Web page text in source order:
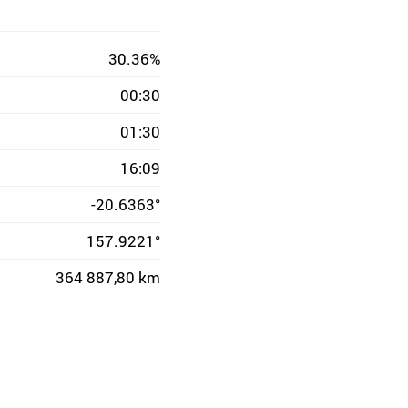
30.36%
00:30
01:30
16:09
-20.6363°
157.9221°
364 887,80 km